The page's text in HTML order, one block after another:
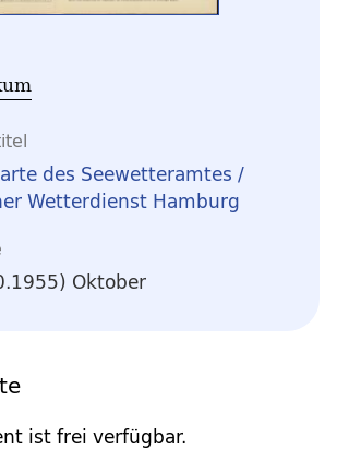
des Seewetteramtes /
Wetterdienst Hamburg
Oktober
ist frei verfügbar.